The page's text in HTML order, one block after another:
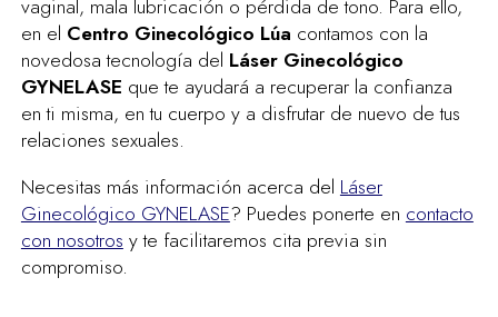
vaginal, mala lubricación o pérdida de tono. Para ello,
en el Centro Ginecológico Lúa contamos con la
novedosa tecnología del Láser Ginecológico
GYNELASE que te ayudará a recuperar la confianza
en ti misma, en tu cuerpo y a disfrutar de nuevo de tus
relaciones sexuales.
Necesitas más información acerca delLáser
Ginecológico GYNELASE? Puedes ponerte encontacto
con nosotrosy te facilitaremos cita previa sin
compromiso.